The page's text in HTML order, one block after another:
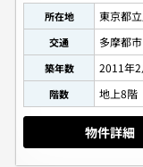
所在地 東京都
交通 多摩都
築年数 2011年2
階数 地上8階
物件詳細